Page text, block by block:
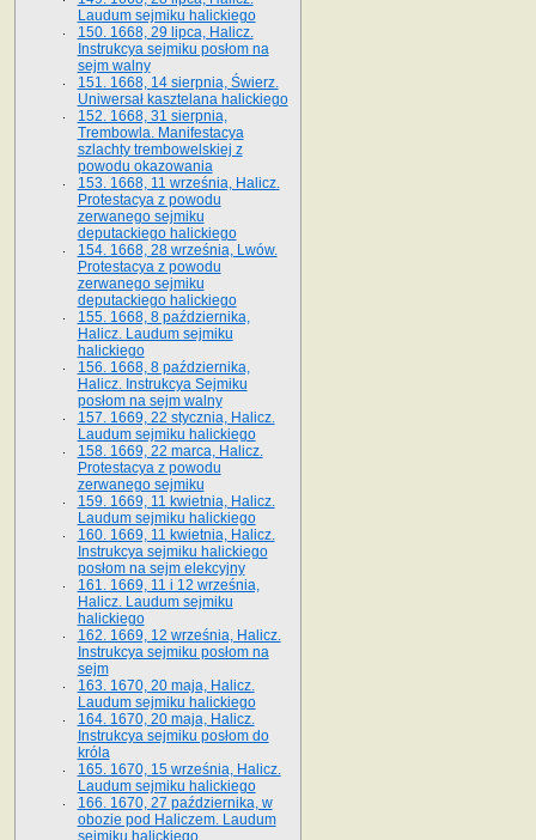
Laudum sejmiku halickiego
150. 1668, 29 lipca, Halicz.
Instrukcya sejmiku posłom na
sejm walny
151. 1668, 14 sierpnia, Świerz.
Uniwersał kasztelana halickiego
152. 1668, 31 sierpnia,
Trembowla. Manifestacya
szlachty trembowelskiej z
powodu okazowania
153. 1668, 11 września, Halicz.
Protestacya z powodu
zerwanego sejmiku
deputackiego halickiego
154. 1668, 28 września, Lwów.
Protestacya z powodu
zerwanego sejmiku
deputackiego halickiego
155. 1668, 8 października,
Halicz. Laudum sejmiku
halickiego
156. 1668, 8 października,
Halicz. Instrukcya Sejmiku
posłom na sejm walny
157. 1669, 22 stycznia, Halicz.
Laudum sejmiku halickiego
158. 1669, 22 marca, Halicz.
Protestacya z powodu
zerwanego sejmiku
159. 1669, 11 kwietnia, Halicz.
Laudum sejmiku halickiego
160. 1669, 11 kwietnia, Halicz.
Instrukcya sejmiku halickiego
posłom na sejm elekcyjny
161. 1669, 11 i 12 września,
Halicz. Laudum sejmiku
halickiego
162. 1669, 12 września, Halicz.
Instrukcya sejmiku posłom na
sejm
163. 1670, 20 maja, Halicz.
Laudum sejmiku halickiego
164. 1670, 20 maja, Halicz.
Instrukcya sejmiku posłom do
króla
165. 1670, 15 września, Halicz.
Laudum sejmiku halickiego
166. 1670, 27 października, w
obozie pod Haliczem. Laudum
sejmiku halickiego